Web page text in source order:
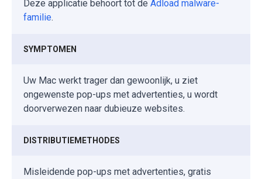
Deze applicatie behoort tot de Adload malware-
familie.
SYMPTOMEN
Uw Mac werkt trager dan gewoonlijk, u ziet
ongewenste pop-ups met advertenties, u wordt
doorverwezen naar dubieuze websites.
DISTRIBUTIEMETHODES
Misleidende pop-ups met advertenties, gratis